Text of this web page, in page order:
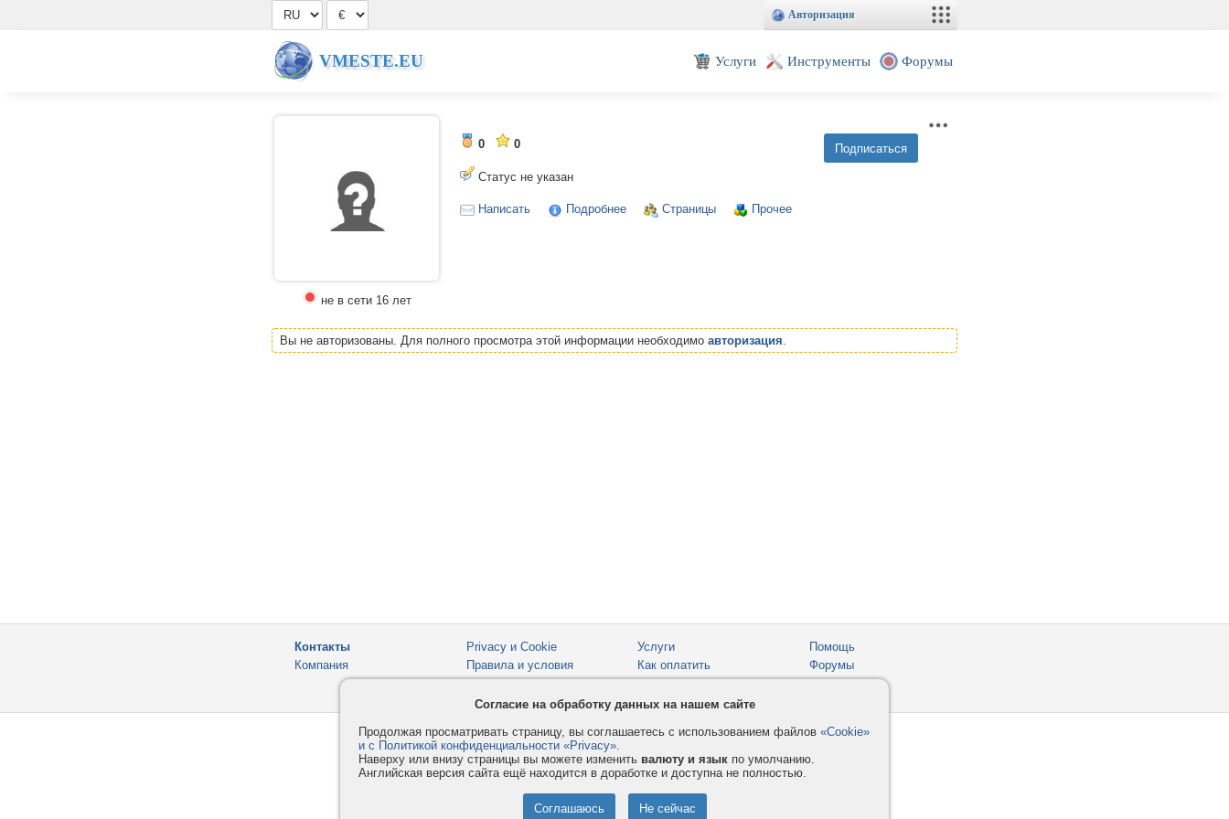
Авторизация
VMESTE.EU Услуги Инструменты Форумы
не в сети 16 лет
0 0
Статус не указан
Написать Подробнее Страницы Прочее
Вы не авторизованы. Для полного просмотра этой информации необходимо авторизация.
Контакты
Компания
Privacy и Cookie
Правила и условия
Услуги
Как оплатить
Помощь
Форумы
Согласие на обработку данных на нашем сайте
Продолжая просматривать страницу, вы соглашаетесь с использованием файлов «Cookie»
и с Политикой конфиденциальности «Privacy».
Наверху или внизу страницы вы можете изменить валюту и язык по умолчанию.
Английская версия сайта ещё находится в доработке и доступна не полностью.